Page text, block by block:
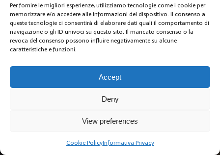
Per fornire le migliori esperienze, utilizziamo tecnologie come i cookie per
memorizzare e/o accedere alle informazioni del dispositivo. Il consenso a
queste tecnologie ci consentirà di elaborare dati quali il comportamento di
navigazione o gli ID univoci su questo sito. Il mancato consenso o la
revoca del consenso possono influire negativamente su alcune
caratteristiche e funzioni.
Accept
Deny
View preferences
Cookie PolicyInformativa Privacy
PRÉCÉDENT